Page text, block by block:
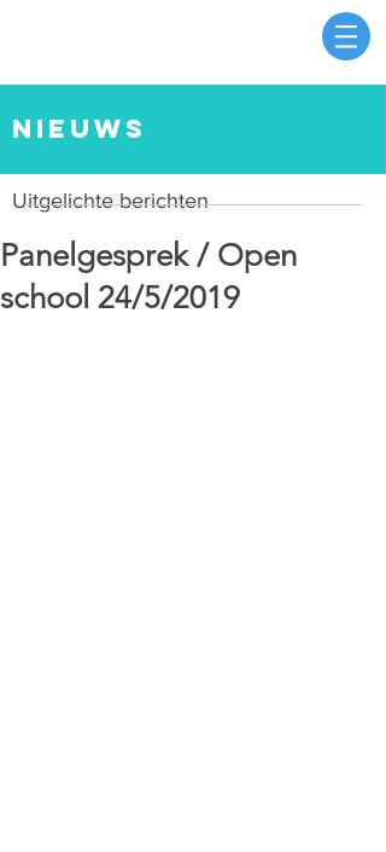
nieuws
Uitgelichte berichten
Panelgesprek / Open
school 24/5/2019